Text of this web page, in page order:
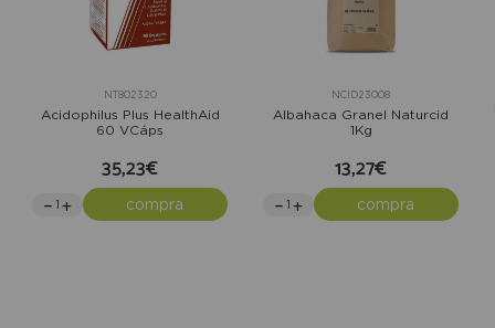
NT802320
Acidophilus Plus HealthAid
60 VCáps
35,23€
compra
NCID23008
Albahaca Granel Naturcid
1Kg
13,27€
compra